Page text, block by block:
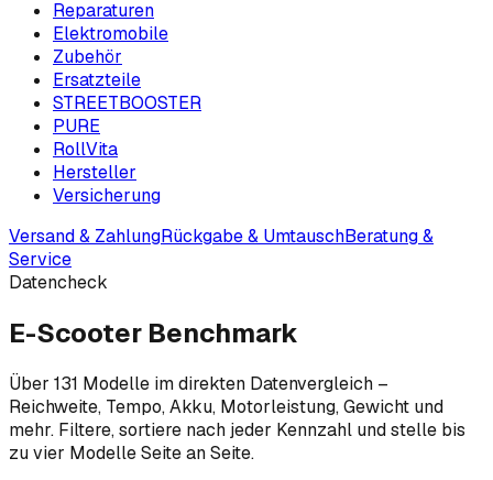
Reparaturen
Elektromobile
Zubehör
Ersatzteile
STREETBOOSTER
PURE
RollVita
Hersteller
Versicherung
Versand & ZahlungRückgabe & UmtauschBeratung &
Service
Datencheck
E-Scooter Benchmark
Über 131 Modelle im direkten Datenvergleich –
Reichweite, Tempo, Akku, Motorleistung, Gewicht und
mehr. Filtere, sortiere nach jeder Kennzahl und stelle bis
zu vier Modelle Seite an Seite.